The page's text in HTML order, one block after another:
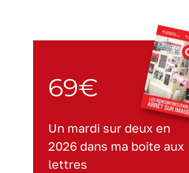
69€
Un mardi sur deux en
2026 dans ma boite aux
lettres